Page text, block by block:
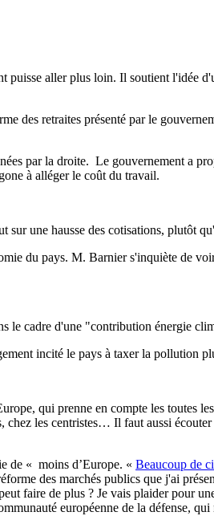
puisse aller plus loin. Il soutient l'idée
des retraites présenté par le
par la droite. Le gouvernement a
à alléger le coût du travail.
une hausse des cotisations, plutôt
du pays. M. Barnier s'inquiète de
le cadre d'une "contribution énergie
incité le pays à taxer la pollution
qui prenne en compte les toutes
les centristes… Il faut aussi
de « moins d’Europe. « Beaucoup de
des marchés publics que j'ai
faire de plus ? Je vais plaider pour
européenne de la défense, qui